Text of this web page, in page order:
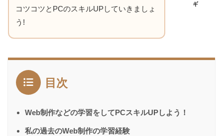
コツコツとPCのスキルUPしていきましょ
う!
ギ
目次
Web制作などの学習をしてPCスキルUPしよう！
私の過去のWeb制作の学習経験